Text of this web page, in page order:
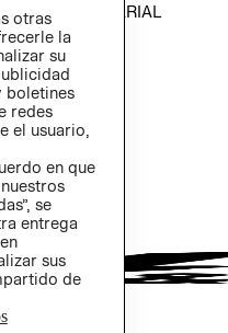
EMPRESARIAL
otras
la
su
boletines
redes
el usuario,
en que
se
entrega
sus
de